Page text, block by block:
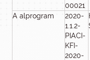
00021
A alprogram
2020-
1.1.2-
PIACI-
KFI-
2020-